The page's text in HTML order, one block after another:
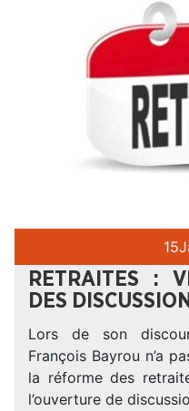
15
RETRAITES :
DES
Lors de son
François Bayrou n’a
la réforme des
l’ouverture de